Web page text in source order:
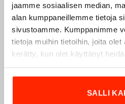
jaamme sosiaalisen median,
alan kumppaneillemme tietoja
sivustoamme. Kumppanimme
tietoja muihin tietoihin, joita olet
kerätty, kun olet käyttänyt
SALLI
Origopro – Suomalainen